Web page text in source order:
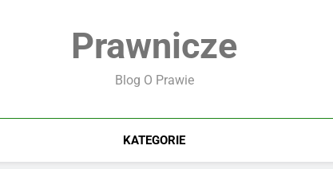
Prawnicze
Blog O Prawie
KATEGORIE